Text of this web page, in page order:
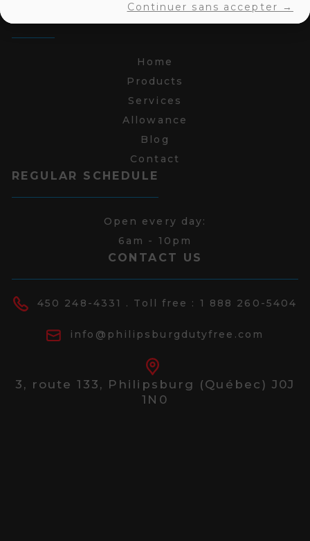
Home
Products
Services
Allowance
Blog
Contact
REGULAR SCHEDULE
Open every day:
6am - 10pm
CONTACT US
450 248-4331 . Toll free : 1 888 260-5404
info@philipsburgdutyfree.com
3, route 133, Philipsburg (Québec) J0J
1N0
Continuer sans accepter →